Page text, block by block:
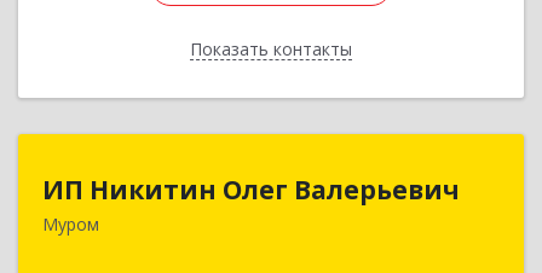
Показать контакты
Назад
ИП Никитин Олег Валерьевич
Муром